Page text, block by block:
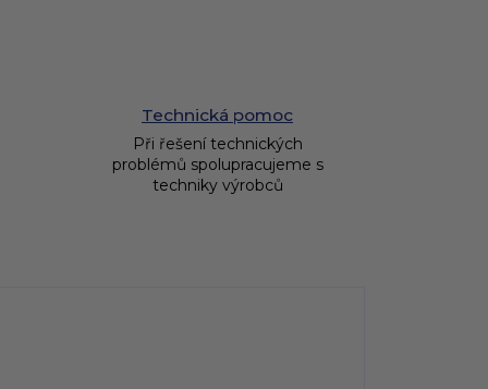
Technická pomoc
Při řešení technických
problémů spolupracujeme s
techniky výrobců